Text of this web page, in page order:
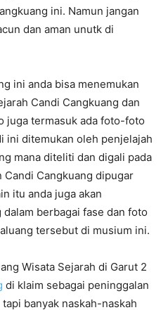
ini. Namun jangan
dan aman unutk di
ini anda bisa menemukan
Candi Cangkuang dan
juga termasuk ada foto-foto
ini ditemukan oleh penjelajah
mana diteliti dan digali pada
Candi Cangkuang dipugar
itu anda juga akan
berbagai fase dan foto
tersebut di musium ini.
di klaim sebagai peninggalan
banyak naskah-naskah